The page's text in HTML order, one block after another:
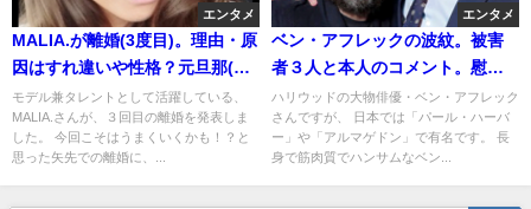
エンタメ
MALIA.が離婚(3度目)。理由・原
因はすれ違いや性格？元旦那(佐
藤・田中・山本) と子供(かい,あ
い,ありあ)の名前と画像
モデル兼タレントとして活躍している、
MALIA.さんが、３回目の離婚を発表しま
した。 今回こそはうまくいくかも！？と
思った矢先での離婚に、...
エンタメ
ベン・アフレックの波紋。被害
者３人と本人のコメント。慰謝
料と今後の逮捕や裁判の可能性
は？(名前・画像)
ハリウッドの大物俳優・ベン・アフレック
さんですが、 日本では「パール・ハーバ
ー」や「アルマゲドン」で有名です。 長
身で筋肉質でハンサムなベン...